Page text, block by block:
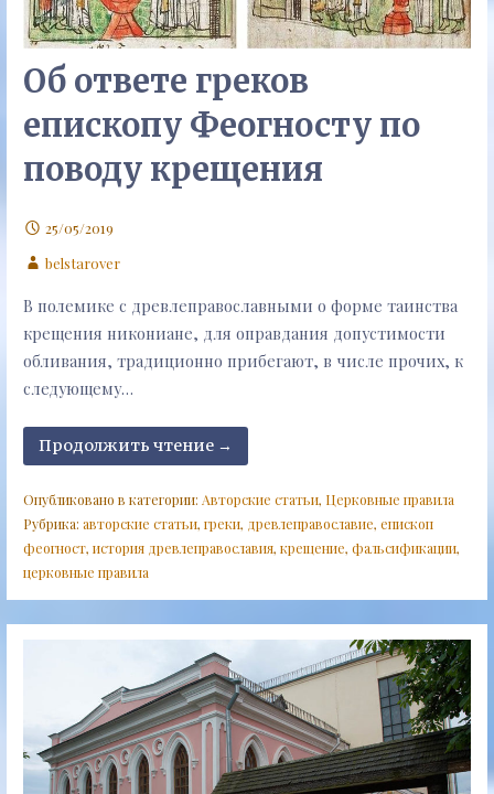
Об ответе греков
епископу Феогносту по
поводу крещения
25/05/2019
belstarover
В полемике с древлеправославными о форме таинства
крещения никониане, для оправдания допустимости
обливания, традиционно прибегают, в числе прочих, к
следующему…
Продолжить чтение →
Опубликовано в категории: Авторские статьи, Церковные правила
Рубрика: авторские статьи, греки, древлеправославие, епископ
феогност, история древлеправославия, крещение, фальсификации,
церковные правила